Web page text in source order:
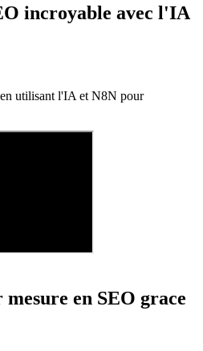
incroyable avec l'IA
utilisant l'IA et N8N pour
en SEO grace